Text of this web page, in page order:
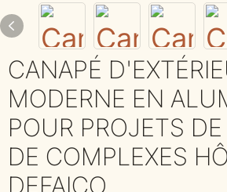
CANAPÉ
MODERNE EN
POUR PROJETS
DE COMPLEXES
DEFAICO